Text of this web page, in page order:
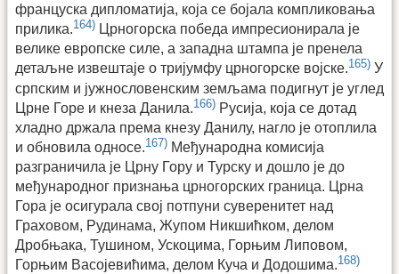
француска дипломатија, која се бојала компликовања
прилика.164) Црногорска победа импресионирала је
велике европске силе, а западна штампа је пренела
детаљне извештаје о тријумфу црногорске војске.165) У
српским и јужнословенским земљама подигнут је углед
Црне Горе и кнеза Данила.166) Русија, која се дотад
хладно држала према кнезу Данилу, нагло је отоплила
и обновила односе.167) Међународна комисија
разграничила је Црну Гору и Турску и дошло је до
међународног признања црногорских граница. Црна
Гора је осигурала свој потпуни суверенитет над
Граховом, Рудинама, Жупом Никшићком, делом
Дробњака, Тушином, Ускоцима, Горњим Липовом,
Горњим Васојевићима, делом Куча и Додошима.168)